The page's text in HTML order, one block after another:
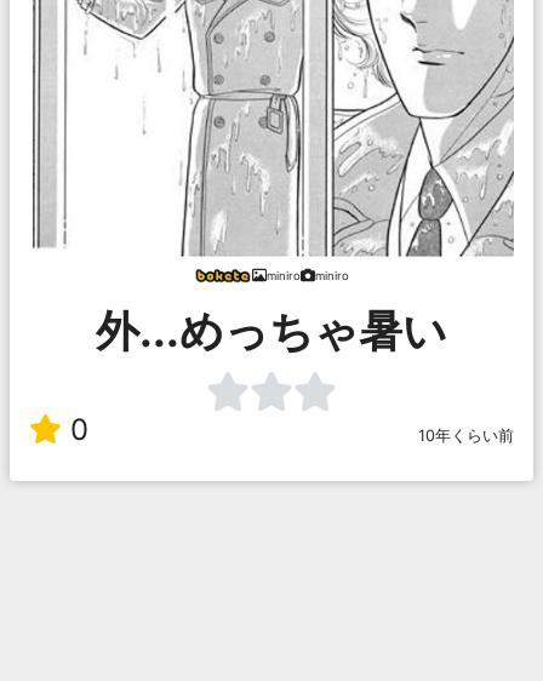
miniro miniro
外...めっちゃ暑い
0 10年くらい前